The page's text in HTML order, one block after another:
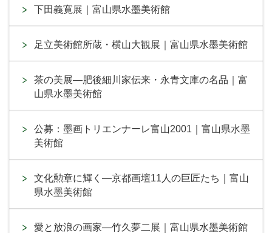
下田義寛展｜富山県水墨美術館
足立美術館所蔵・横山大観展｜富山県水墨美術館
茶の美展―肥後細川家伝来・永青文庫の名品｜富
山県水墨美術館
公募：墨画トリエンナーレ富山2001｜富山県水墨
美術館
文化勲章に輝く―京都画壇11人の巨匠たち｜富山
県水墨美術館
愛と放浪の画家―竹久夢二展｜富山県水墨美術館